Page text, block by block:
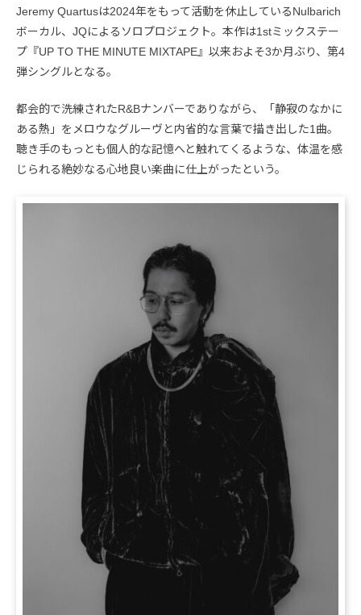
Jeremy Quartusは2024年をもって活動を休止しているNulbarich
ボーカル、JQによるソロプロジェクト。本作は1stミックステー
プ『UP TO THE MINUTE MIXTAPE』以来およそ3か月ぶり、第4
弾シングルとなる。
都会的で洗練されたR&Bナンバーでありながら、「静寂のなかに
ある熱」をメロウなグルーヴと内省的な言葉で描き出した1曲。
聴き手のもっとも個人的な記憶へと触れてくるような、体温を感
じられる絶妙なる心地良い楽曲に仕上がったという。